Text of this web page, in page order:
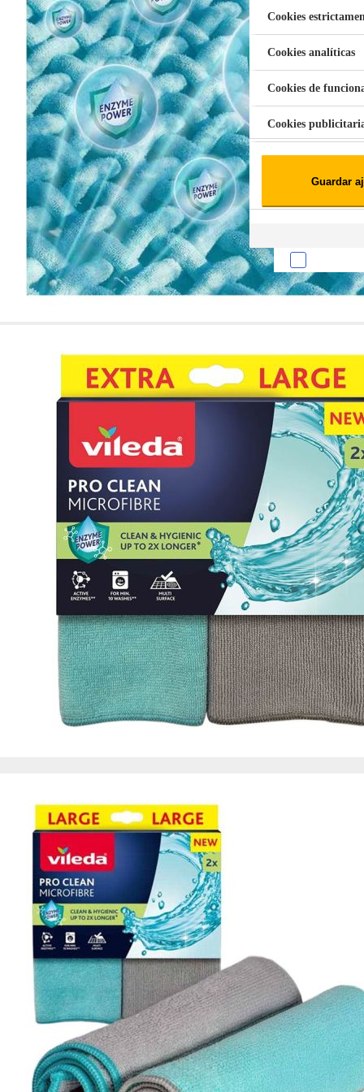
Aspiradora Quitamanchas 450W
Cookies
Cookies analíticas
Cookies de
Cookies
Cuando visitas un
Esta información
que el sitio web
experiencia web
tipos de cookies.
las cookies que se
los servicios que
Más información
Cookies
Estas cookies son
cookies
administrar tu
presentación del
existencia de estas
información de
Información de las
Cookies analíticas
Estas cookies nos
Nuestros partners
crear un perfil de
publicidad estará
Información de las
Guardar